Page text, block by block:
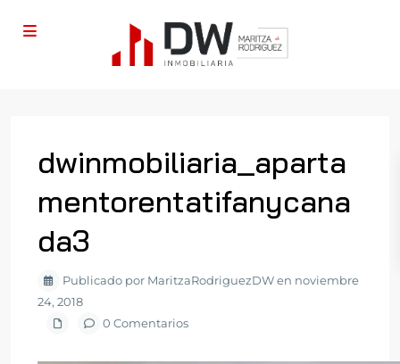
dwinmobiliaria_aparta
mentorentatifanycana
da3
Publicado por MaritzaRodriguezDW en noviembre
24, 2018
0 Comentarios